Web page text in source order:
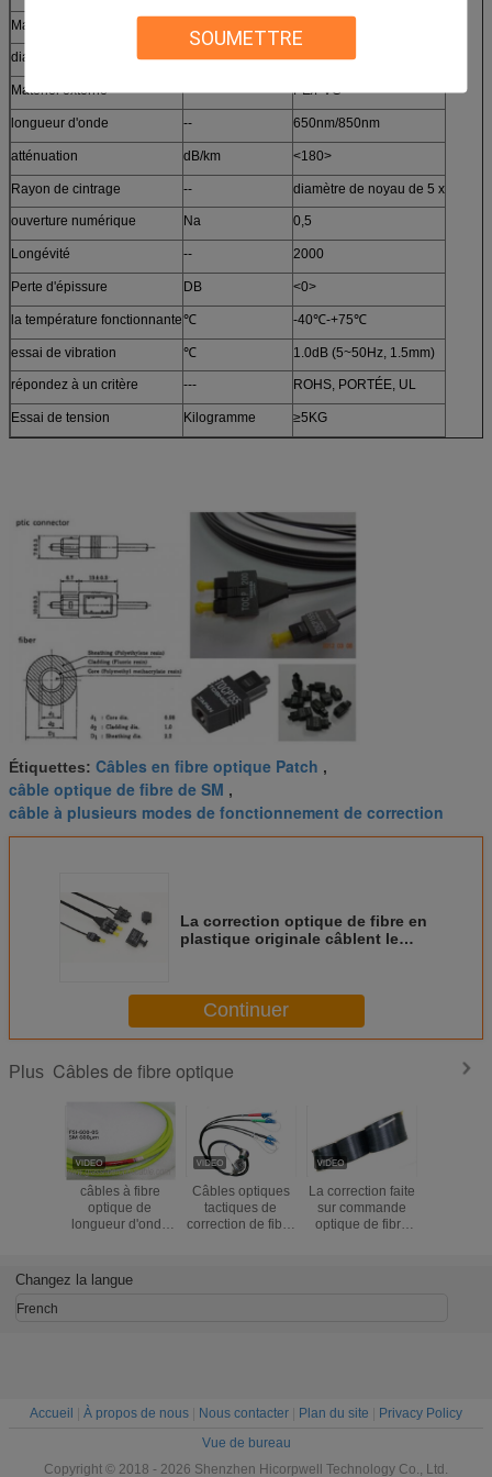
SOUMETTRE
Matériel de noyau
diamètre millimètre Φ2.2mm-10.0mm
Matériel externe -- PE/PVC
longueur d'onde -- 650nm/850nm
atténuation dB/km <180>
Rayon de cintrage -- diamètre de noyau de 5 x
ouverture numérique Na 0,5
Longévité -- 2000
Perte d'épissure DB <0>
la température fonctionnante℃ -40℃-+75℃
essai de vibration ℃ 1.0dB (5~50Hz, 1.5mm)
répondez à un critère --- ROHS, PORTÉE, UL
Essai de tension Kilogramme ≥5KG
Étiquettes: Câbles en fibre optique Patch ,
câble optique de fibre de SM ,
câble à plusieurs modes de fonctionnement de correction
La correction optique de fibre en
plastique originale câblent le
Continuer
Plus Câbles de fibre optique
câbles à fibre
optique de
longueur d'onde
Câbles optiques
tactiques de
correction de fibre
La correction faite
sur commande
optique de fibre
Changez la langue
French
Accueil À propos de nous Nous contacter Plan du site
Privacy Policy
Vue de bureau
Copyright © 2018 - 2026 Shenzhen Hicorpwell Technology Co., Ltd.